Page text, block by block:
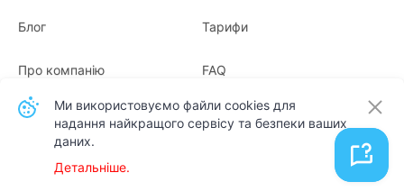
Блог Тарифи
Про компанію
Квитанції
FAQ
Для бізнесу
Ми використовуємо файли cookies для
надання найкращого сервісу та безпеки ваших
даних.
Детальніше.